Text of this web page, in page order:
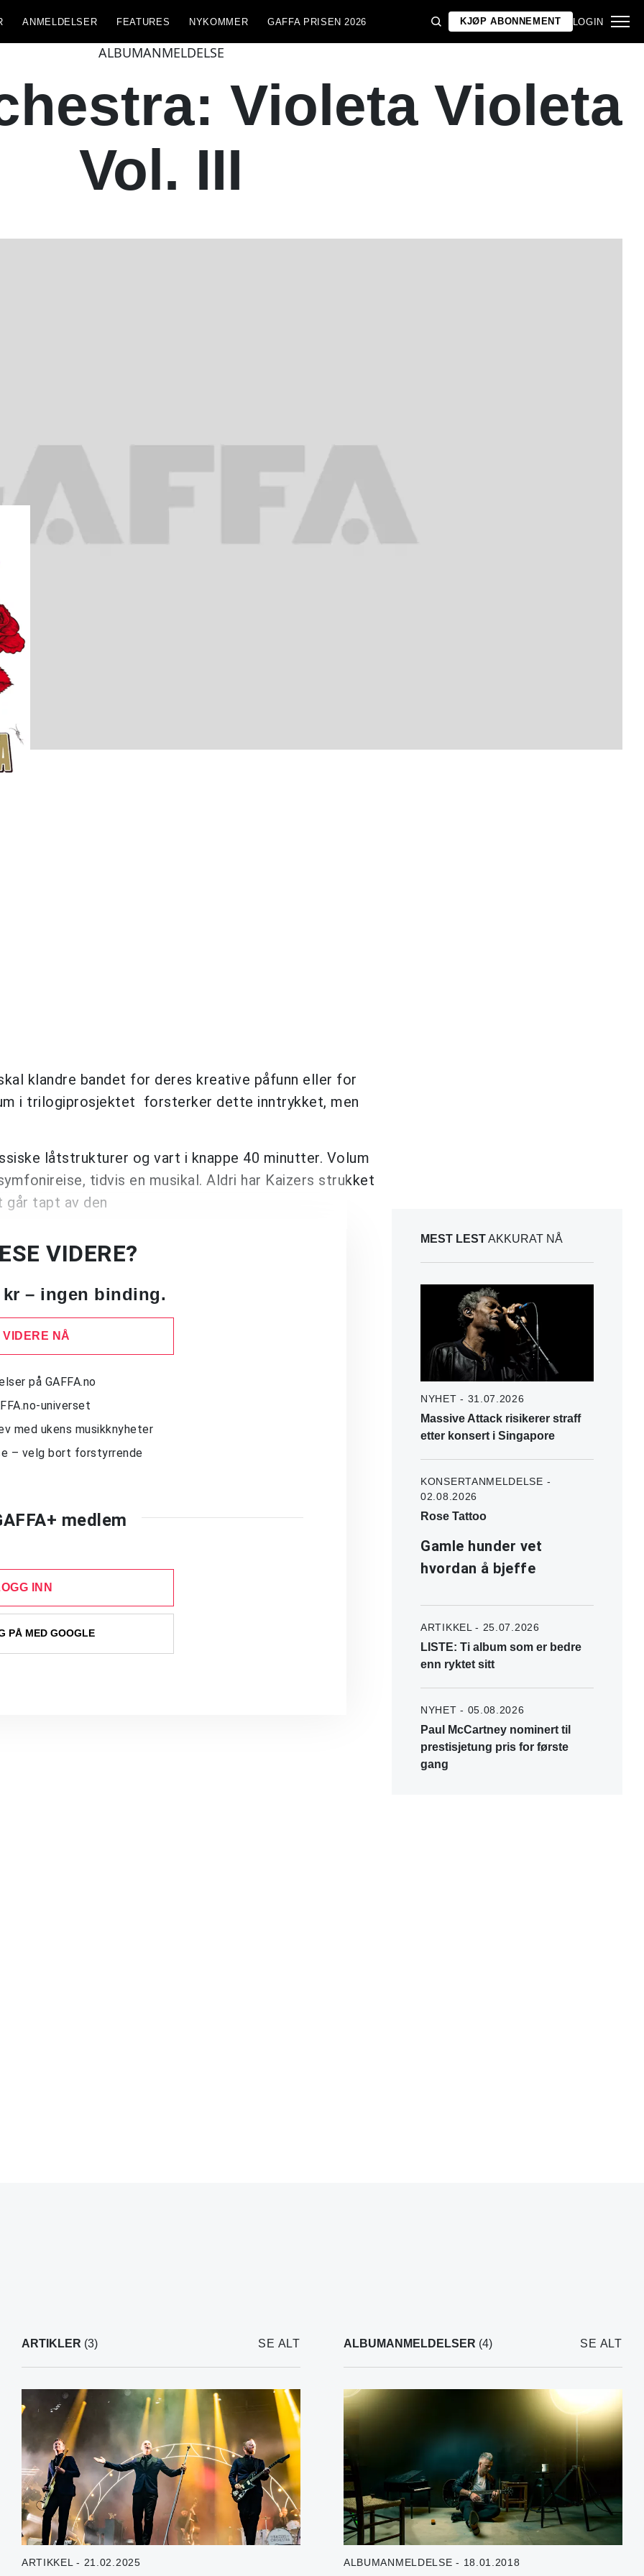
ANMELDELSER FEATURES NYKOMMER GAFFA PRISEN 2026 KJØP ABONNEMENT LOGIN
ALBUMANMELDELSE
Violeta Violeta
Vol. III
klandre bandet for deres kreative påfunn eller for
i trilogiprosjektet forsterker dette inntrykket, men
låtstrukturer og vart i knappe 40 minutter. Volum
tidvis en musikal. Aldri har Kaizers strukket
tapt av den
VIDERE?
– ingen binding.
VIDERE NÅ
på GAFFA.no
universet
med ukens musikknyheter
– velg bort forstyrrende
medlem
INN
PÅ MED GOOGLE
MEST LESTAKKURAT NÅ
NYHET - 31.07.2026
Massive Attack risikerer straff
etter konsert i Singapore
KONSERTANMELDELSE -
02.08.2026
Rose Tattoo
Gamle hunder vet
hvordan å bjeffe
ARTIKKEL - 25.07.2026
LISTE: Ti album som er bedre
enn ryktet sitt
NYHET - 05.08.2026
Paul McCartney nominert til
prestisjetung pris for første
gang
ARTIKLER (3) SE ALT
ARTIKKEL - 21.02.2025
ALBUMANMELDELSER (4) SE ALT
ALBUMANMELDELSE - 18.01.2018